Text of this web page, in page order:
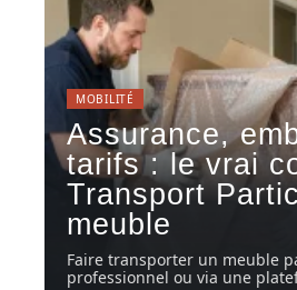
MOBILITÉ
Assurance,
tarifs : le vrai
Transport
meuble
Faire transporter un meuble
professionnel ou via une